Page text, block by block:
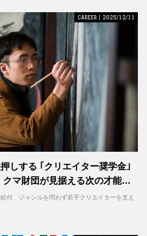
CAREER | 2025/12/11
しする ｢クリエイター奨学金｣
マ財団が見据える次の才能支
付、ジャンルを問わず若手クリエイターを支え